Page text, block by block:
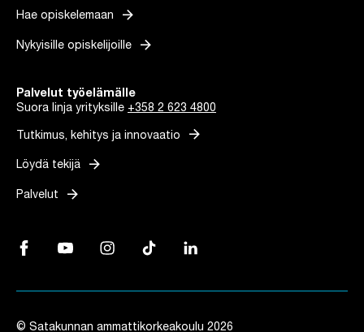
Hae opiskelemaan arrow_forward
Nykyisille opiskelijoille arrow_forward
Palvelut työelämälle
Suora linja yrityksille +358 2 623 4800
Tutkimus, kehitys ja innovaatio arrow_forward
Löydä tekijä arrow_forward
Palvelut arrow_forward
Facebook, Linkki avautuu uuteen välilehteen
YouTube, Linkki avautuu uuteen välilehteen
Instagram, Linkki avautuu uuteen välilehteen
TikTok, Linkki avautuu uuteen välilehteen
LinkedIn, Linkki avautuu uuteen
© Satakunnan ammattikorkeakoulu 2026